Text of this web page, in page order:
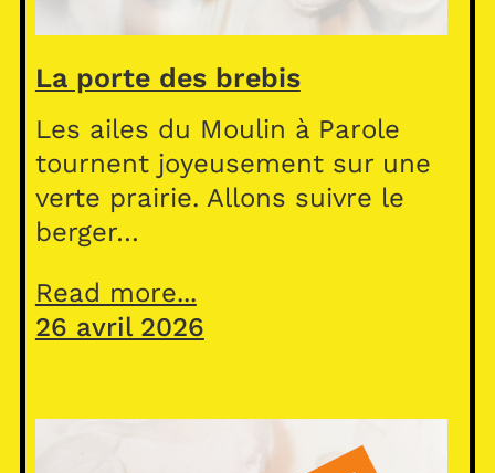
La porte des brebis
Les ailes du Moulin à Parole
tournent joyeusement sur une
verte prairie. Allons suivre le
berger…
Read more...
26 avril 2026